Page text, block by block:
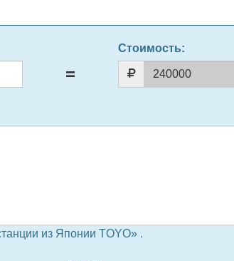
Стоимость:
из Японии TOYO» .